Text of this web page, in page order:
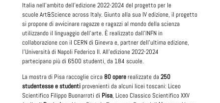
Italia nell'ambito dell’edizione 2022-2024 del progetto per le
scuole Art&Science across Italy. Giunto alla sua IV edizione, il progetto
si propone di avvicinare ragazze e ragazzi al mondo della scienza
utilizzando il linguaggio dell’arte. È realizzato dall'INFN in
collaborazione con il CERN di Ginevra e, partner dell’ultima edizione,
l’Università di Napoli Federico II. All'edizione 2022-2024
partecipano più di 6500 studenti, da 184 scuole.
La mostra di Pisa raccoglie circa 80 opererealizzate da250
studentesse e studentiprovenienti da alcuni licei toscani: Liceo
Scientifico Filippo Buonarroti di Pisa, Liceo Classico Scientifico XXV